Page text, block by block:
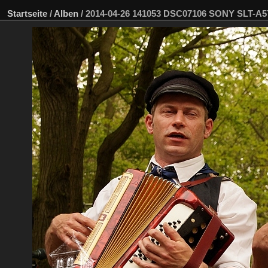
Startseite / Alben / 2014-04-26 141053 DSC07106 SONY SLT-